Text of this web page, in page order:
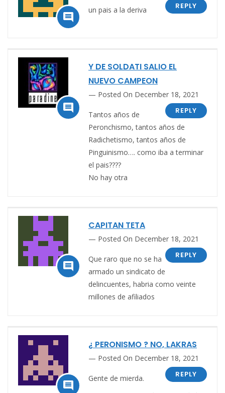

REPLY
un pais a la deriva

Y DE SOLDATI SALIO EL
NUEVO CAMPEON
Posted On December 18, 2021
REPLY
Tantos años de
Peronchismo, tantos años de
Radichetismo, tantos años de
Pinguinismo…. como iba a terminar
el pais????
No hay otra

CAPITAN TETA
Posted On December 18, 2021
REPLY
Que raro que no se ha
armado un sindicato de
delincuentes, habria como veinte
millones de afiliados

¿ PERONISMO ? NO, LAKRAS
Posted On December 18, 2021
REPLY
Gente de mierda.